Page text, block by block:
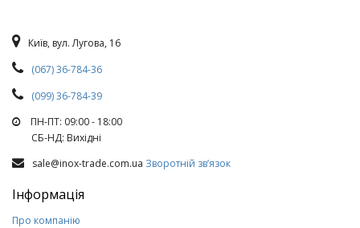
Київ, вул. Лугова, 16
(067) 36-784-36
(099) 36-784-39
ПН-ПТ: 09:00 - 18:00
СБ-НД: Вихiднi
sale@inox-trade.com.ua Зворотній зв’язок
Інформація
Про компанію